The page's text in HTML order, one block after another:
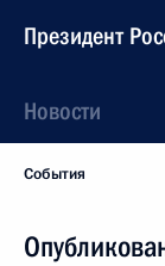
Президент
Новости
События